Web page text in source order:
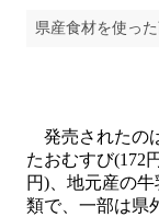
県産食材を使っ
発売されたの
たおむすび(172
円)、地元産の
類で、一部は県